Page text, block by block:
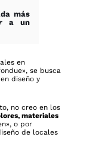
más
a un
en
se busca
diseño y
no creo en los
materiales
o por
de locales